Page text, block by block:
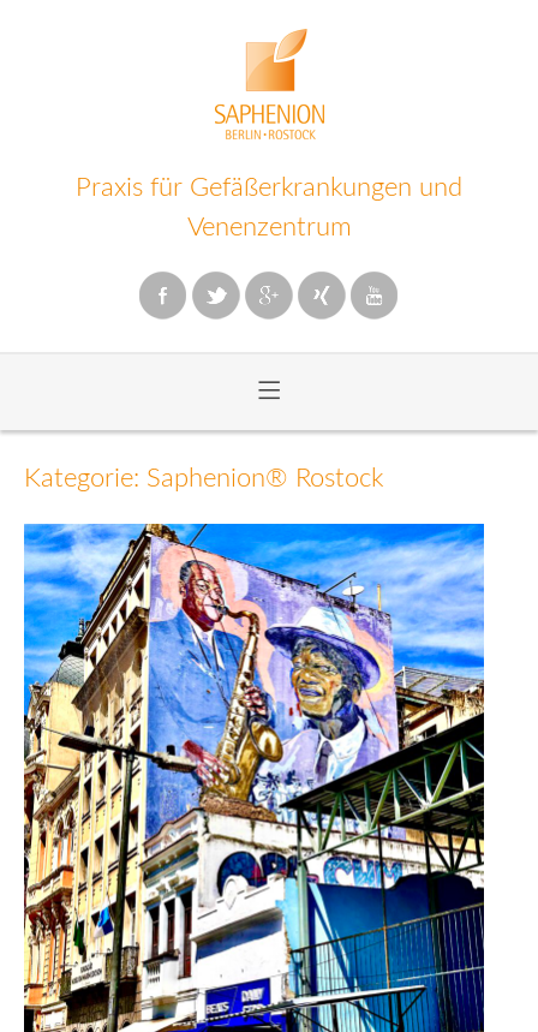
Praxis für Gefäßerkrankungen und
Venenzentrum
≡
Inhalt
Kategorie: Saphenion® Rostock